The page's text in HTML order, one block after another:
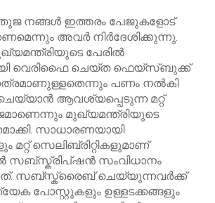
നങ്ങൾ ഇത്തരം പേജുകളോട്
അവർ നിർദേശിക്കുന്നു.
പേരിൽ
വെരിഫൈ ചെയ്ത ഫെയ്സ്ബുക്ക്
പണം നൽകി
ആവശ്യപ്പെടുന്ന മറ്റ്
മുഖ്യമന്ത്രിയുടെ
സാധാരണയായി
മറ്റ് സെലിബ്രിറ്റികളുമാണ്
സംവിധാനം
സബ്സ്ക്രൈബ് ചെയ്യുന്നവർക്ക്
പോസ്റ്റുകളും ഉള്ളടക്കങ്ങളും